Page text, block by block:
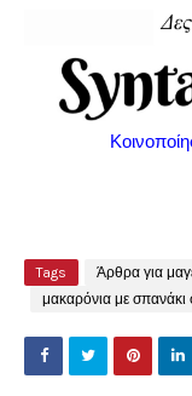
Tags Άρθρα για
μακαρόνια με σπανάκι